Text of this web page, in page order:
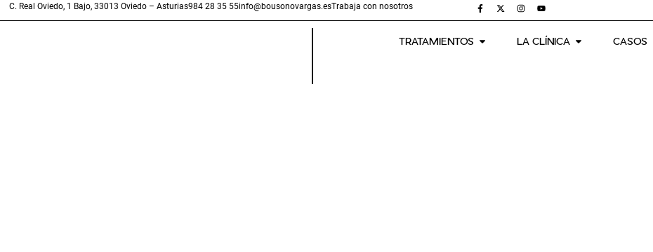
C. Real Oviedo, 1 Bajo, 33013 Oviedo – Asturias984 28 35 55info@bousonovargas.esTrabaja con nosotros
TRATAMIENTOS LA CLÍNICA CASOS